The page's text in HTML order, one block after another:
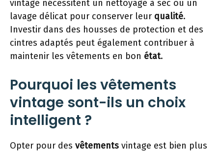
vintage nécessitent un nettoyage à sec ou un
lavage délicat pour conserver leur qualité.
Investir dans des housses de protection et des
cintres adaptés peut également contribuer à
maintenir les vêtements en bon état.
Pourquoi les vêtements
vintage sont-ils un choix
intelligent ?
Opter pour des vêtements vintage est bien plus